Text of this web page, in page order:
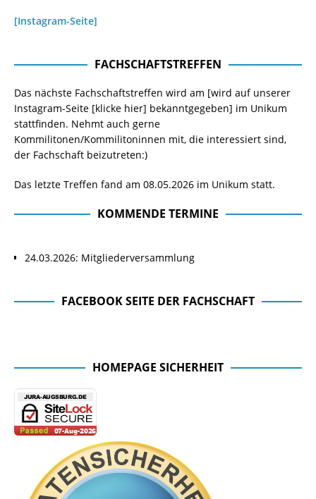
[Instagram-Seite]
FACHSCHAFTSTREFFEN
Das nächste Fachschaftstreffen wird am [wird auf unserer
Instagram-Seite [klicke hier] bekanntgegeben] im Unikum
stattfinden. Nehmt auch gerne
Kommilitonen/Kommilitoninnen mit, die interessiert sind,
der Fachschaft beizutreten:)
Das letzte Treffen fand am 08.05.2026 im Unikum statt.
KOMMENDE TERMINE
24.03.2026: Mitgliederversammlung
FACEBOOK SEITE DER FACHSCHAFT
HOMEPAGE SICHERHEIT